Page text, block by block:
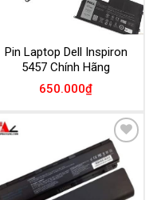
Pin Laptop Dell Inspiron
5457 Chính Hãng
650.000₫
Add to
Wishlist